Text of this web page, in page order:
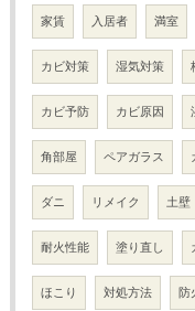
家賃 入居者 満室
カビ対策 湿気対策
カビ予防 カビ原因
角部屋 ペアガラス
ダニ リメイク 土壁
耐火性能 塗り直し
ほこり 対処方法 防